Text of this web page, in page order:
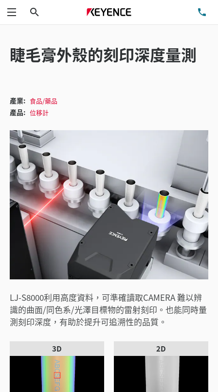
功能表
睫毛膏外殼的刻印深度量測
產業: 食品/藥品
產品: 位移計
LJ-S8000利用高度資料，可準確讀取CAMERA 難以辨
識的曲面/同色系/光澤目標物的雷射刻印。也能同時量
測刻印深度，有助於提升可追溯性的品質。
3D 2D